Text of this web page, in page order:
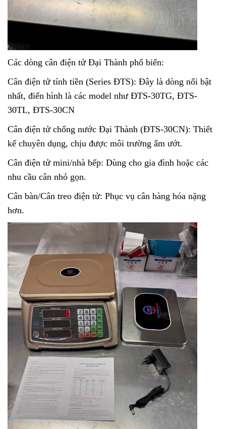
Các dòng cân điện tử Đại Thành phổ biến:
Cân điện tử tính tiền (Series ĐTS): Đây là dòng nổi bật
nhất, điển hình là các model như ĐTS-30TG, ĐTS-
30TL, ĐTS-30CN
Cân điện tử chống nước Đại Thành (ĐTS-30CN): Thiết
kế chuyên dụng, chịu được môi trường ẩm ướt.
Cân điện tử mini/nhà bếp: Dùng cho gia đình hoặc các
nhu cầu cân nhỏ gọn.
Cân bàn/Cân treo điện tử: Phục vụ cân hàng hóa nặng
hơn.